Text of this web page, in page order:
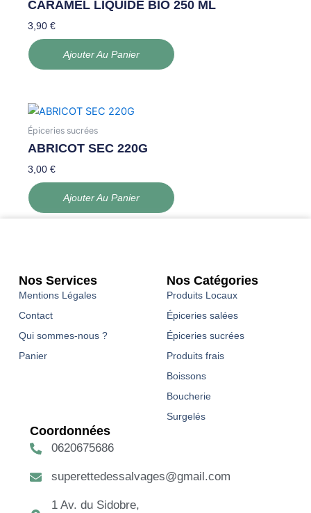
CARAMEL LIQUIDE BIO 250 ML
3,90€
Ajouter Au Panier
Épiceries sucrées
ABRICOT SEC 220G
3,00€
Ajouter Au Panier
Nos Services
Mentions Légales
Contact
Qui sommes-nous ?
Panier
Nos Catégories
Produits Locaux
Épiceries salées
Épiceries sucrées
Produits frais
Boissons
Boucherie
Surgelés
Coordonnées
0620675686
superettedessalvages@gmail.com
1 Av. du Sidobre,